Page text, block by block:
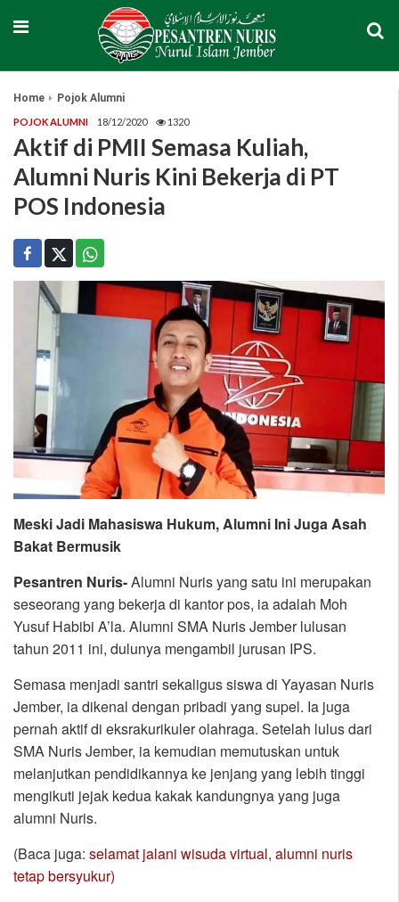
Home Pojok Alumni
POJOK ALUMNI 18/12/2020 1320
Aktif di PMII Semasa Kuliah,
Alumni Nuris Kini Bekerja di PT
POS Indonesia
Meski Jadi Mahasiswa Hukum, Alumni Ini Juga Asah
Bakat Bermusik
Pesantren Nuris-Alumni Nuris yang satu ini merupakan
seseorang yang bekerja di kantor pos, ia adalah Moh
Yusuf Habibi A’la. Alumni SMA Nuris Jember lulusan
tahun 2011 ini, dulunya mengambil jurusan IPS.
Semasa menjadi santri sekaligus siswa di Yayasan Nuris
Jember, ia dikenal dengan pribadi yang supel. Ia juga
pernah aktif di eksrakurikuler olahraga. Setelah lulus dari
SMA Nuris Jember, ia kemudian memutuskan untuk
melanjutkan pendidikannya ke jenjang yang lebih tinggi
mengikuti jejak kedua kakak kandungnya yang juga
alumni Nuris.
(Baca juga: selamat jalani wisuda virtual, alumni nuris
tetap bersyukur)